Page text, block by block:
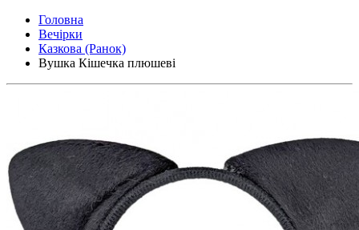
Головна
Вечірки
Казкова (Ранок)
Вушка Кішечка плюшеві